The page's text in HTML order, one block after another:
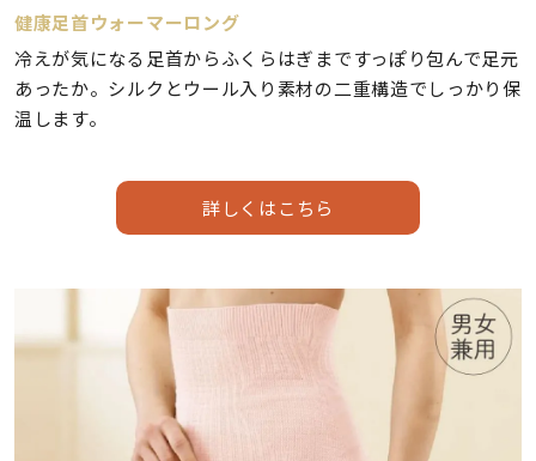
健康足首ウォーマーロング
冷えが気になる足首からふくらはぎまですっぽり包んで足元
あったか。シルクとウール入り素材の二重構造でしっかり保
温します。
詳しくはこちら